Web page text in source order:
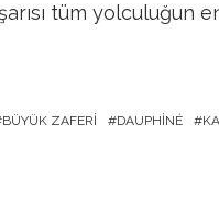
tüm yolculuğun
BÜYÜK ZAFERI DAUPHINÉ